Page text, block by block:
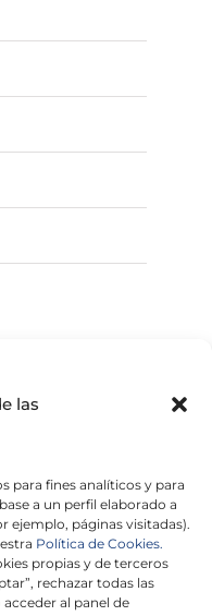
las
para fines analíticos y para
a un perfil elaborado a
ejemplo, páginas visitadas).
Política de Cookies.
propias y de terceros
rechazar todas las
al panel de
Privacidad